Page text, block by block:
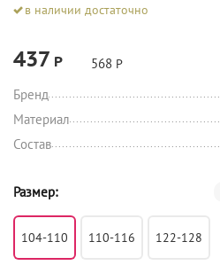
в наличии достаточно
437 Р 568 Р
Бренд
Материал
Состав
Размер:
104-110 110-116 122-128